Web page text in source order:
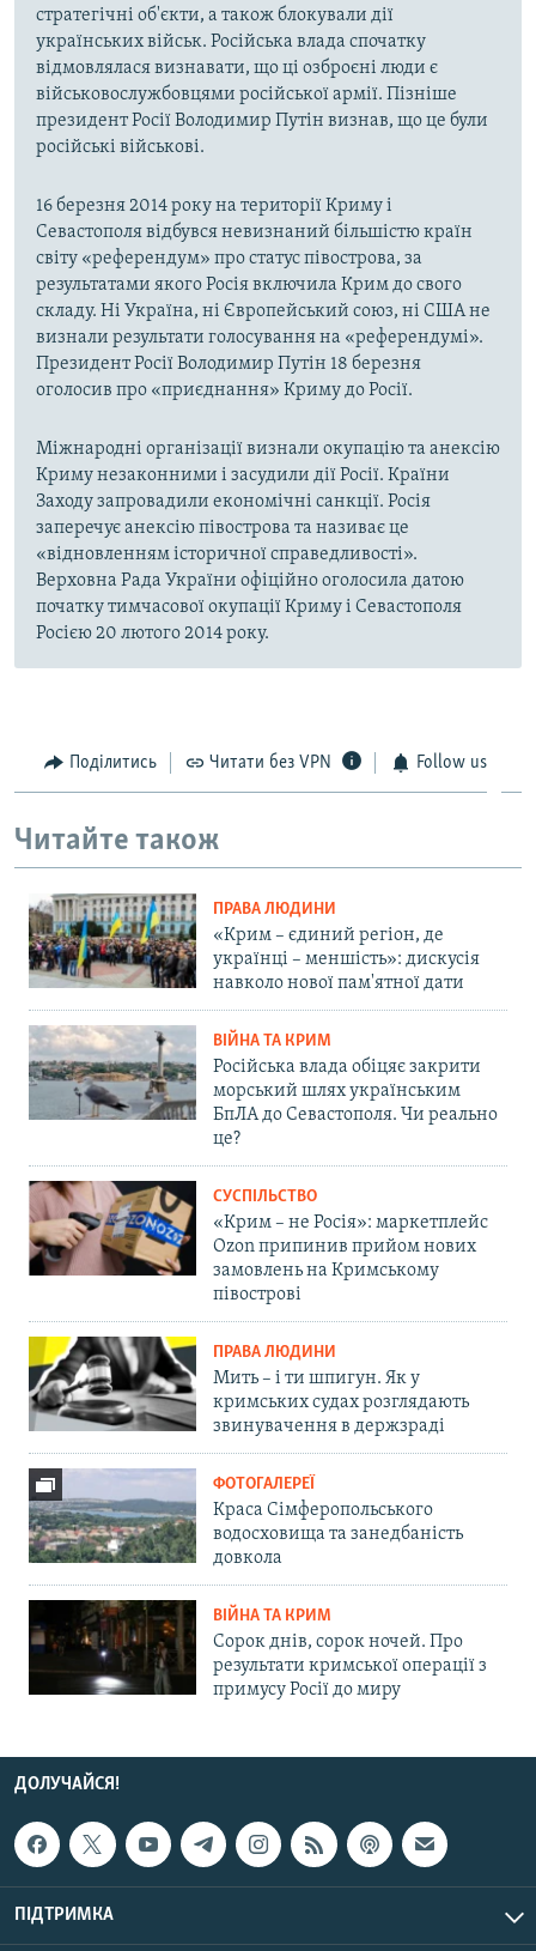
стратегічні об'єкти, а також блокували дії
українських військ. Російська влада спочатку
відмовлялася визнавати, що ці озброєні люди є
військовослужбовцями російської армії. Пізніше
президент Росії Володимир Путін визнав, що це були
російські військові.
16 березня 2014 року на території Криму і
Севастополя відбувся невизнаний більшістю країн
світу «референдум» про статус півострова, за
результатами якого Росія включила Крим до свого
складу. Ні Україна, ні Європейський союз, ні США не
визнали результати голосування на «референдумі».
Президент Росії Володимир Путін 18 березня
оголосив про «приєднання» Криму до Росії.
Міжнародні організації визнали окупацію та анексію
Криму незаконними і засудили дії Росії. Країни
Заходу запровадили економічні санкції. Росія
заперечує анексію півострова та називає це
«відновленням історичної справедливості».
Верховна Рада України офіційно оголосила датою
початку тимчасової окупації Криму і Севастополя
Росією 20 лютого 2014 року.
Поділитись Читати без VPN Follow us
Читайте також
ПРАВА ЛЮДИНИ
«Крим – єдиний регіон, де
українці – меншість»: дискусія
навколо нової пам'ятної дати
ВІЙНА ТА КРИМ
Російська влада обіцяє закрити
морський шлях українським
БпЛА до Севастополя. Чи реально
це?
СУСПІЛЬСТВО
«Крим – не Росія»: маркетплейс
Ozon припинив прийом нових
замовлень на Кримському
півострові
ПРАВА ЛЮДИНИ
Мить – і ти шпигун. Як у
кримських судах розглядають
звинувачення в держзраді
ФОТОГАЛЕРЕЇ
Краса Сімферопольського
водосховища та занедбаність
довкола
ВІЙНА ТА КРИМ
Сорок днів, сорок ночей. Про
результати кримської операції з
примусу Росії до миру
ДОЛУЧАЙСЯ!
ПІДТРИМКА